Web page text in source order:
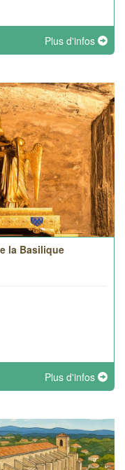
Plus d'infos
la Basilique
Plus d'infos